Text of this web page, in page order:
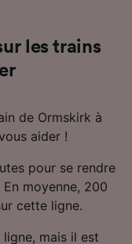
les trains
de Ormskirk à
aider !
pour se rendre
moyenne, 200
cette ligne.
mais il est